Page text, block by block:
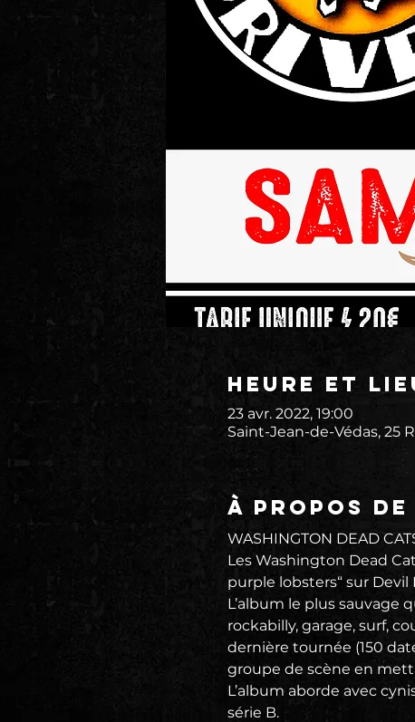
Heure et
23 avr. 2022, 19:00
Saint-Jean-de-Védas, 25
À propos
WASHINGTON DEAD
Les Washington Dead
purple lobsters“ sur Devil
L’album le plus sauvage
rockabilly, garage, surf,
dernière tournée (150
groupe de scène en
L’album aborde avec
série B.